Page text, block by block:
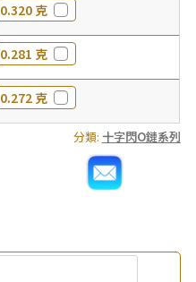
0.320 克
0.281 克
0.272 克
分類: 十字閃O鏈系列